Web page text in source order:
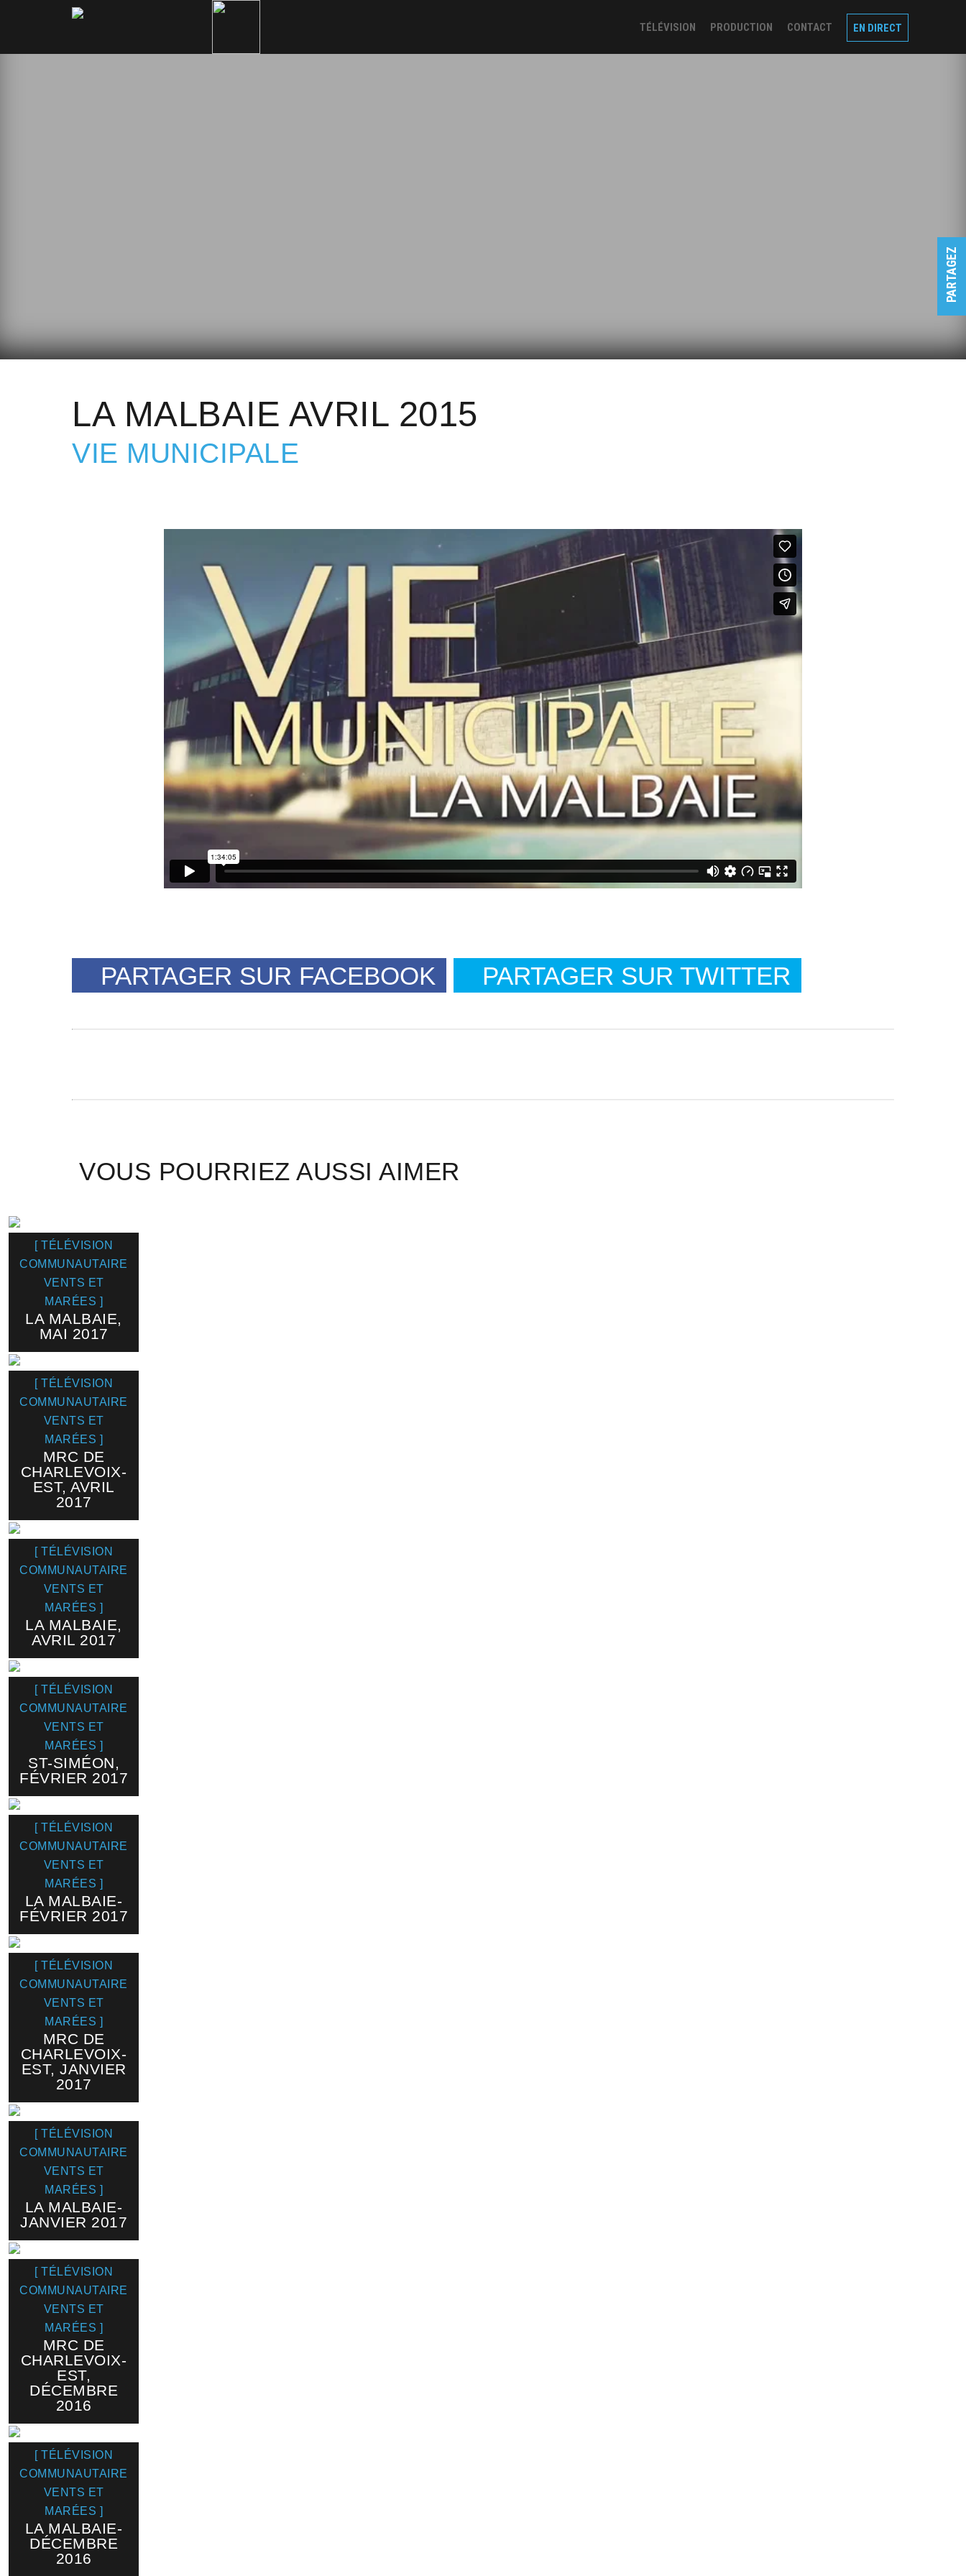
TÉLÉVISION PRODUCTION CONTACT EN DIRECT
PARTAGEZ
LA MALBAIE AVRIL 2015
VIE MUNICIPALE
PARTAGER SUR FACEBOOK PARTAGER SUR TWITTER
VOUS POURRIEZ AUSSI AIMER
[ TÉLÉVISION
COMMUNAUTAIRE
VENTS ET
MARÉES ]
LA MALBAIE,
MAI 2017
[ TÉLÉVISION
COMMUNAUTAIRE
VENTS ET
MARÉES ]
MRC DE
CHARLEVOIX-
EST, AVRIL
2017
[ TÉLÉVISION
COMMUNAUTAIRE
VENTS ET
MARÉES ]
LA MALBAIE,
AVRIL 2017
[ TÉLÉVISION
COMMUNAUTAIRE
VENTS ET
MARÉES ]
ST-SIMÉON,
FÉVRIER 2017
[ TÉLÉVISION
COMMUNAUTAIRE
VENTS ET
MARÉES ]
LA MALBAIE-
FÉVRIER 2017
[ TÉLÉVISION
COMMUNAUTAIRE
VENTS ET
MARÉES ]
MRC DE
CHARLEVOIX-
EST, JANVIER
2017
[ TÉLÉVISION
COMMUNAUTAIRE
VENTS ET
MARÉES ]
LA MALBAIE-
JANVIER 2017
[ TÉLÉVISION
COMMUNAUTAIRE
VENTS ET
MARÉES ]
MRC DE
CHARLEVOIX-
EST,
DÉCEMBRE
2016
[ TÉLÉVISION
COMMUNAUTAIRE
VENTS ET
MARÉES ]
LA MALBAIE-
DÉCEMBRE
2016